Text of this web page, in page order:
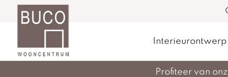
Interieurontwerp
Profiteer van